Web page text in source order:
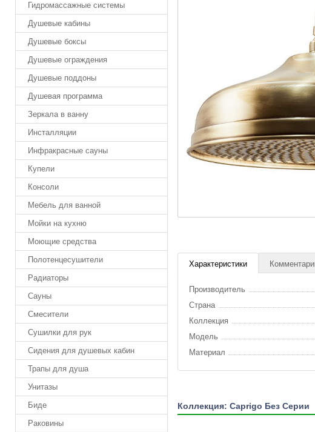
Гидромассажные системы
Душевые кабины
Душевые боксы
Душевые ограждения
Душевые поддоны
Душевая программа
Зеркала в ванну
Инсталляции
Инфракрасные сауны
Купели
Консоли
Мебель для ванной
Мойки на кухню
Моющие средства
Полотенцесушители
Радиаторы
Сауны
Смесители
Сушилки для рук
Сидения для душевых кабин
Трапы для душа
Унитазы
Биде
Раковины
Характеристики
Производитель
Страна
Коллекция
Модель
Материал
Коллекция: Caprigo Без Серии